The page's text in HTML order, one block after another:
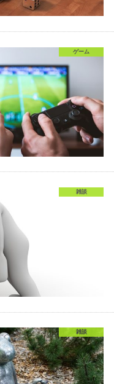
ゲーム
雑談
雑談